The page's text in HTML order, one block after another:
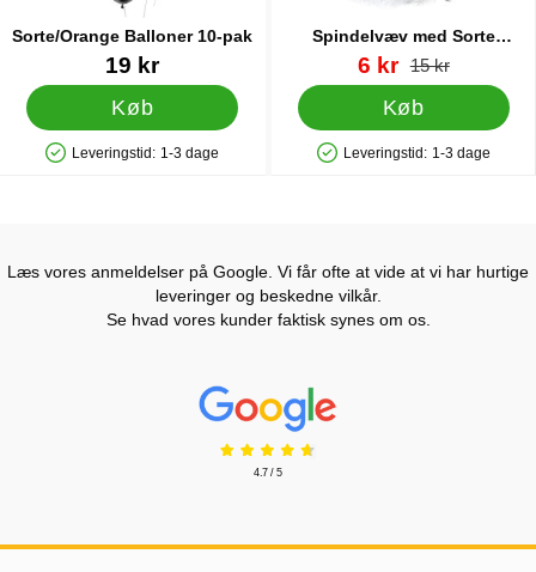
Sorte/Orange Balloner 10-pak
Varenr 4370219 kr
Køb
Produkttilgængelighed: På lager
Leveringstid: 1-3 dage
Spindelvæv med Sorte
Edderkopper 40g
Varenr 38697
pris
6 kr pris
15 kr
Køb
Produkttilgængelighed: På lager
Leveringstid: 1-3 dage
Læs vores anmeldelser på Google. Vi får ofte at vide at vi har hurtige
leveringer og beskedne vilkår.
Se hvad vores kunder faktisk synes om os.
Prisjakt Anmeldelser: 4.7 Stjerne
4.7 / 5